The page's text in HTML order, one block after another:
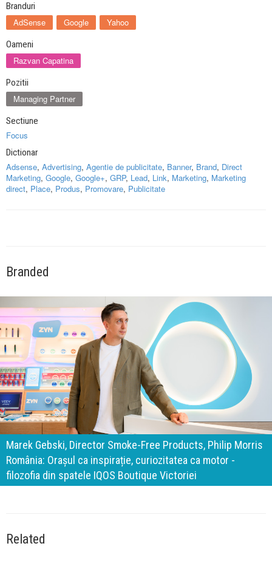
Branduri
AdSense Google Yahoo
Oameni
Razvan Capatina
Pozitii
Managing Partner
Sectiune
Focus
Dictionar
Adsense, Advertising, Agentie de publicitate, Banner, Brand, Direct
Marketing, Google, Google+, GRP, Lead, Link, Marketing, Marketing
direct, Place, Produs, Promovare, Publicitate
Branded
140 de ani de Mercedes-Benz. Ramona Pîrlog: Cel mai
important „test al timpului” este să inovăm constant, dar
cu aceeași responsabilitate față de oameni, siguranță și
calitate
Related